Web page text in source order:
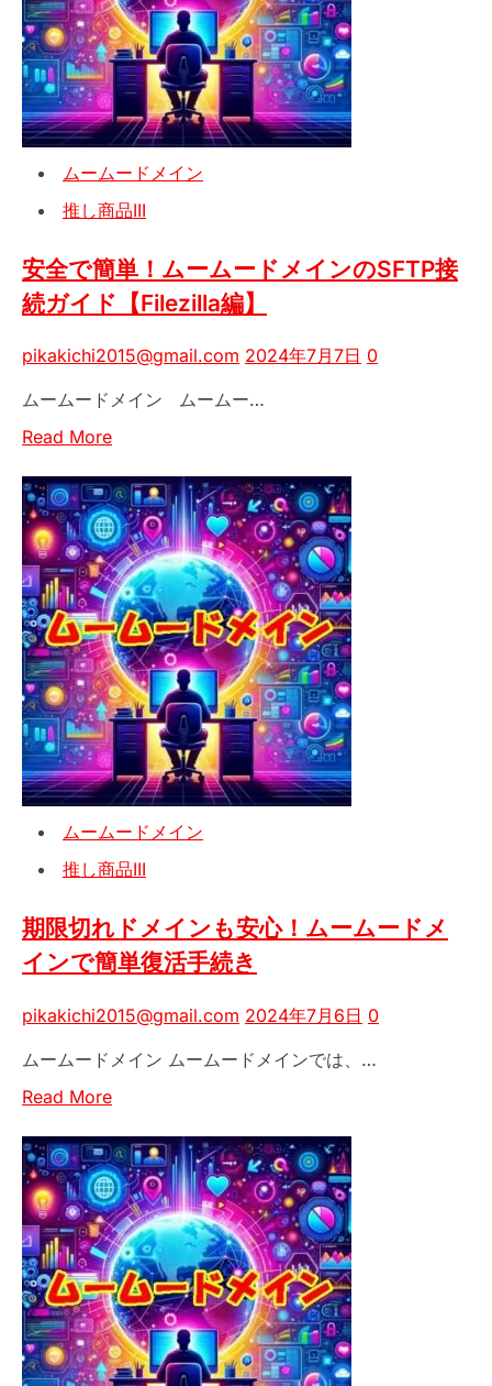
心！
ム
ー
ム
ー
ド
メ
イ
ン
ヘ
テ
ル
連
携
イ
ド
ムームードメイン
推し商品III
安全で簡単！ムームードメインのSFTP接
続ガイド【Filezilla編】
pikakichi2015@gmail.com 2024年7月7日 0
ムームードメイン ムームー…
Read MoreRead
about
安
全
で
簡
単！
ム
ー
ム
ー
ド
メ
イ
ン
の
SFTP
続
ガ
ド
編】
ムームードメイン
推し商品III
期限切れドメインも安心！ムームードメ
インで簡単復活手続き
pikakichi2015@gmail.com 2024年7月6日 0
ムームードメイン ムームードメインでは、…
Read MoreRead
about
期
限
切
れ
ド
メ
イ
ン